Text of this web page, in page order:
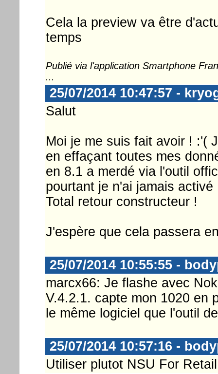
Cela la preview va être
temps
Publié via l'application Smartphone
...
25/07/2014 10:47:57 -
Salut
Moi je me suis fait avoir ! :'(
en effaçant toutes mes
en 8.1 a merdé via l'outil
pourtant je n'ai jamais activé
Total retour constructeur !
J'espère que cela passera
25/07/2014 10:55:55 -
marcx66: Je flashe avec
V.4.2.1. capte mon 1020 en
le même logiciel que l'outil
25/07/2014 10:57:16 -
Utiliser plutot NSU For